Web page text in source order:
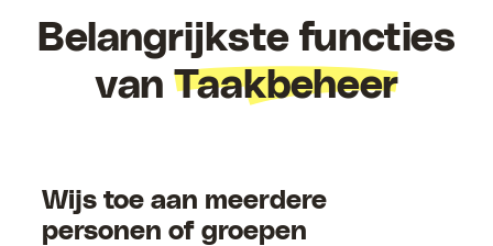
Belangrijkste functies
van Taakbeheer
Wijs toe aan meerdere
personen of groepen